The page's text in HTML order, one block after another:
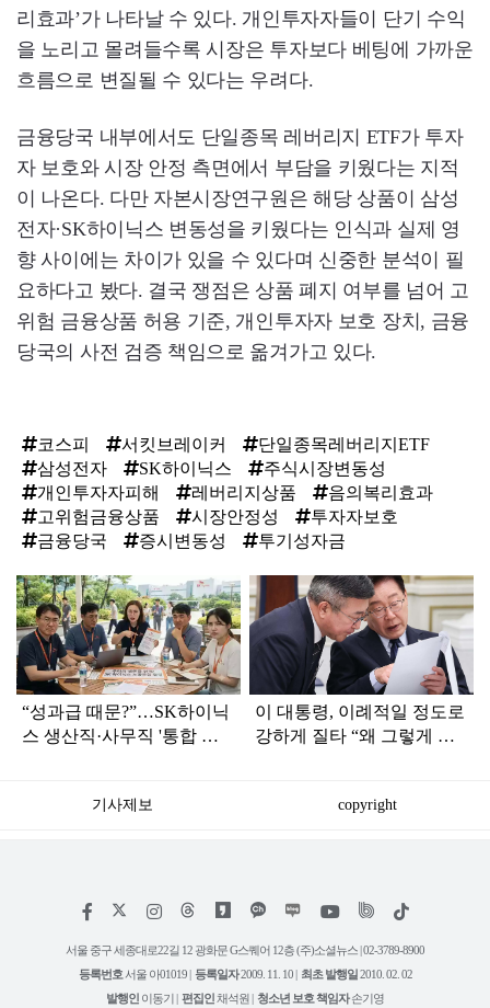
리효과’가 나타날 수 있다. 개인투자자들이 단기 수익
을 노리고 몰려들수록 시장은 투자보다 베팅에 가까운
흐름으로 변질될 수 있다는 우려다.
금융당국 내부에서도 단일종목 레버리지 ETF가 투자
자 보호와 시장 안정 측면에서 부담을 키웠다는 지적
이 나온다. 다만 자본시장연구원은 해당 상품이 삼성
전자·SK하이닉스 변동성을 키웠다는 인식과 실제 영
향 사이에는 차이가 있을 수 있다며 신중한 분석이 필
요하다고 봤다. 결국 쟁점은 상품 폐지 여부를 넘어 고
위험 금융상품 허용 기준, 개인투자자 보호 장치, 금융
당국의 사전 검증 책임으로 옮겨가고 있다.
코스피 서킷브레이커
단일종목레버리지ETF
삼성전자
SK하이닉스
주식시장변동성
개인투자자피해
레버리지상품
음의복리효과
고위험금융상품
시장안정성
투자자보호
금융당국
증시변동성 투기성자금
탑
라
인
“성과급 때문?”…SK하이닉
스 생산직·사무직 '통합 노
이 대통령, 이례적일 정도로
강하게 질타 “왜 그렇게 한
기사제보 copyright
페
스
북
인
타
그
램
위
트
리
유
튜
틱
서울 중구 세종대로22길 12 광화문 G스퀘어 12층 (주)소셜뉴스 | 02-3789-8900
등록번호 서울 아01019 | 등록일자2009. 11. 10 | 최초 발행일2010. 02. 02
발행인 이동기 | 편집인채석원 | 청소년 보호 책임자손기영